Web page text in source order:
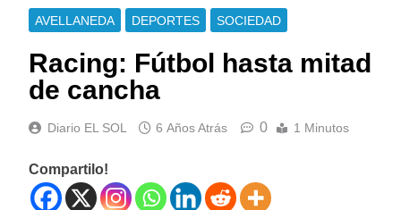
AVELLANEDA DEPORTES SOCIEDAD
Racing: Fútbol hasta mitad
de cancha
Diario EL SOL 6 Años Atrás 0 1 Minutos
Compartilo!